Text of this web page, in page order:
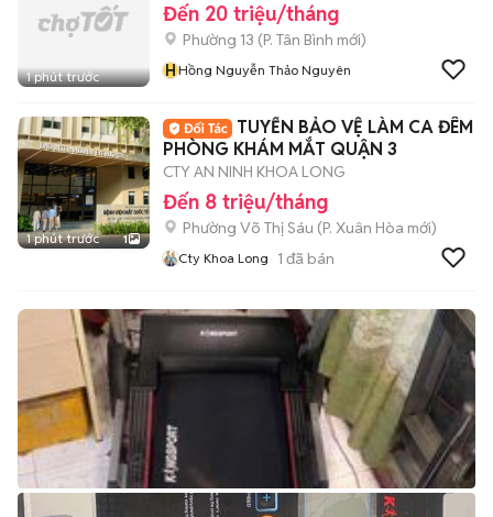
1 phút trước
Đến 20 triệu/tháng
Phường 13 (P. Tân Bình mới)
HHồng Nguyễn Thảo Nguyên
1 phút trước 1
TUYỂN BẢO VỆ LÀM CA ĐÊM
PHÒNG KHÁM MẮT QUẬN 3
CTY AN NINH KHOA LONG
Đến 8 triệu/tháng
Phường Võ Thị Sáu (P. Xuân Hòa mới)
Cty Khoa Long 1 đã bán